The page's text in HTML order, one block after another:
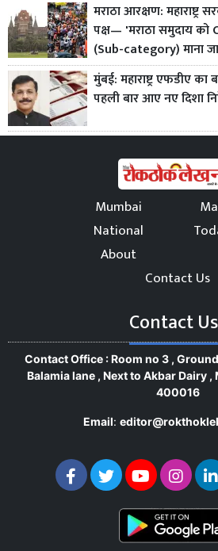
मराठा आरक्षण: महाराष्ट्र
पक्ष— 'मराठा समुदाय को
(Sub-category) माना
मुंबई: महाराष्ट्र एफडीए
पहली बार आए नए दिशा
Mumbai
National
About
Contact Us
Contact Us
Contact Office : Room no 3 ,
Balamia lane , Next to Akbar Dairy
400016
Email: